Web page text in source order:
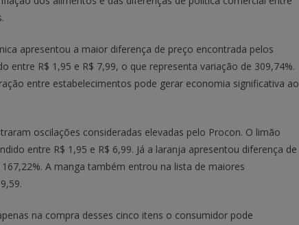
apresentou a maior diferença de preço encontrada pelos
entre R$ 1,95 e R$ 7,99, o que representa variação de 309,74%.
entre estabelecimentos pode gerar economia significativa ao
oscilações consideradas elevadas pelo Procon. O limão
entre R$ 1,95 e R$ 6,99. Já a laranja apresentou diferença de
A manga também entrou na lista de maiores
na compra desses cinco itens o consumidor pode